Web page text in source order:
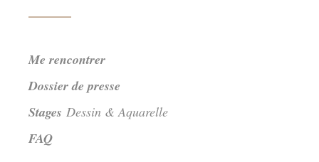
Me rencontrer
Dossier de presse
Stages Dessin & Aquarelle
FAQ